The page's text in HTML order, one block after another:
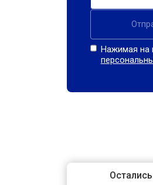
Нажимая на